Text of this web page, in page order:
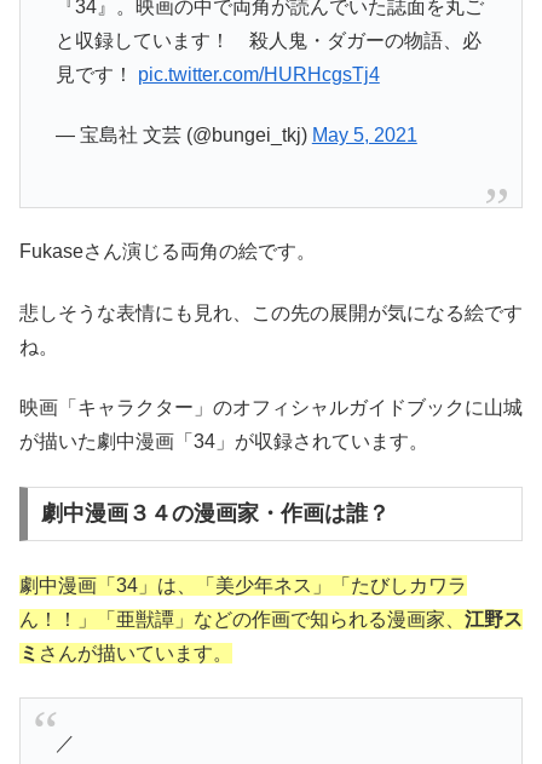
『34』。映画の中で両角が読んでいた誌面を丸ご
と収録しています！ 殺人鬼・ダガーの物語、必
見です！ pic.twitter.com/HURHcgsTj4
— 宝島社 文芸 (@bungei_tkj) May 5, 2021
Fukaseさん演じる両角の絵です。
悲しそうな表情にも見れ、この先の展開が気になる絵です
ね。
映画「キャラクター」のオフィシャルガイドブックに山城
が描いた劇中漫画「34」が収録されています。
劇中漫画３４の漫画家・作画は誰？
劇中漫画「34」は、「美少年ネス」「たびしカワラ
ん！！」「亜獣譚」などの作画で知られる漫画家、 江野ス
ミ さんが描いています。
／